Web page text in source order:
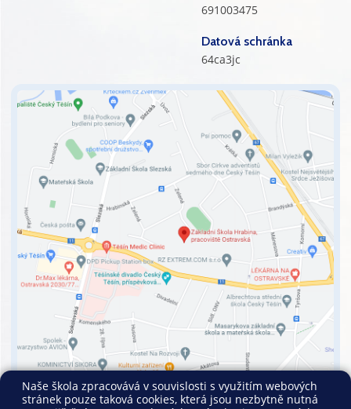
691003475
Datová schránka
64ca3jc
Naše škola zpracovává v souvislosti s využitím webových
stránek pouze taková cookies, která jsou nezbytně nutná